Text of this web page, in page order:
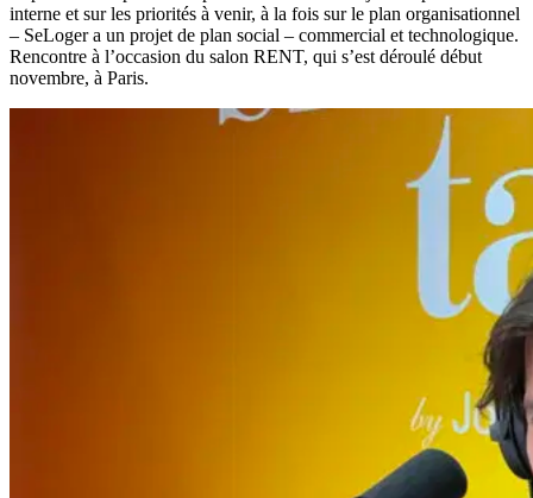
interne et sur les priorités à venir, à la fois sur le plan organisationnel
– SeLoger a un projet de plan social – commercial et technologique.
Rencontre à l’occasion du salon RENT, qui s’est déroulé début
novembre, à Paris.